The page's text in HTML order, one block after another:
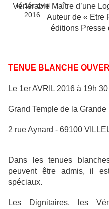
Vénérable Maître d’une
Auteur de « Etre
éditions Presse
TENUE BLANCHE
Le 1er AVRIL 2016 à 19h 30
Grand Temple de la
2 rue Aynard ‐ 69100
Dans les tenues
peuvent être admis, il
spéciaux.
Les Dignitaires,
les